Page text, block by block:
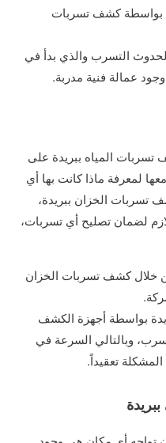
بواسطة كشف تسربات
التسرب والذي بدأ في
عمالة فنية مدربة.
المياه ببريدة على
لمعرفة ماذا كانت بها أي
تسربات الخزان ببريدة،
لضمان تصليح أي تسربات،
خلال كشف تسربات الخزان
بواسطة أجهزة الكشف
وبالتالي السرعة في
تعقيداً.